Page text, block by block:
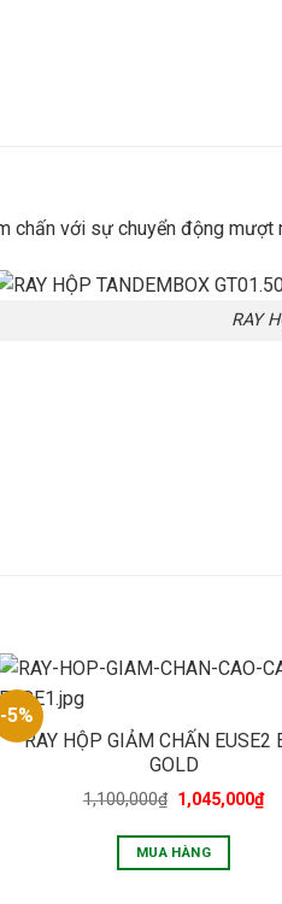
chấn với sự chuyển động
RAY
-5%
RAY HỘP GIẢM CHẤN EUSE2
GOLD
1,100,000₫ 1,045,000₫
MUA HÀNG